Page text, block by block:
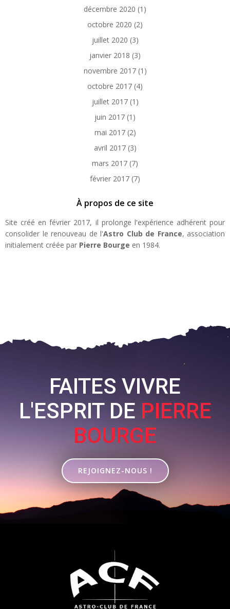
décembre 2020 (1)
octobre 2020 (2)
juillet 2020 (3)
janvier 2018 (3)
novembre 2017(1)
octobre 2017 (4)
juillet 2017(1)
juin 2017 (1)
mai 2017(2)
avril 2017(3)
mars 2017 (7)
février 2017 (7)
À propos de ce site
Site créé en février 2017, il prolonge l'expérience adhérent pour
consolider le renouveau de l'Astro Club de France, association
initialement créée par Pierre Bourge en 1984.
FAITES VIVRE
L'ESPRIT DE PIERRE
BOURGE
REJOIGNEZ-NOUS !